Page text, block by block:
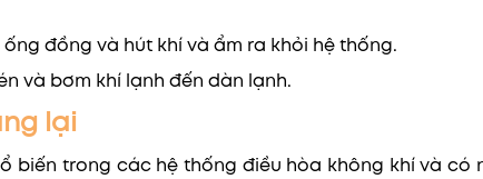
đồng và hút khí và ẩm ra khỏi hệ thống.
và bơm khí lạnh đến dàn lạnh.
lại
biến trong các hệ thống điều hòa không khí và có